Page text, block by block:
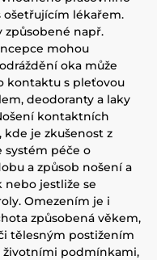
lékařem.
způsobené např.
mohou
oka může
kontaktu s pleťovou
deodoranty a laky
kontaktních
je zkušenost z
systém péče o
a způsob nošení a
nebo jestliže se
Omezením je i
způsobená věkem,
tělesným postižením
životními podmínkami,